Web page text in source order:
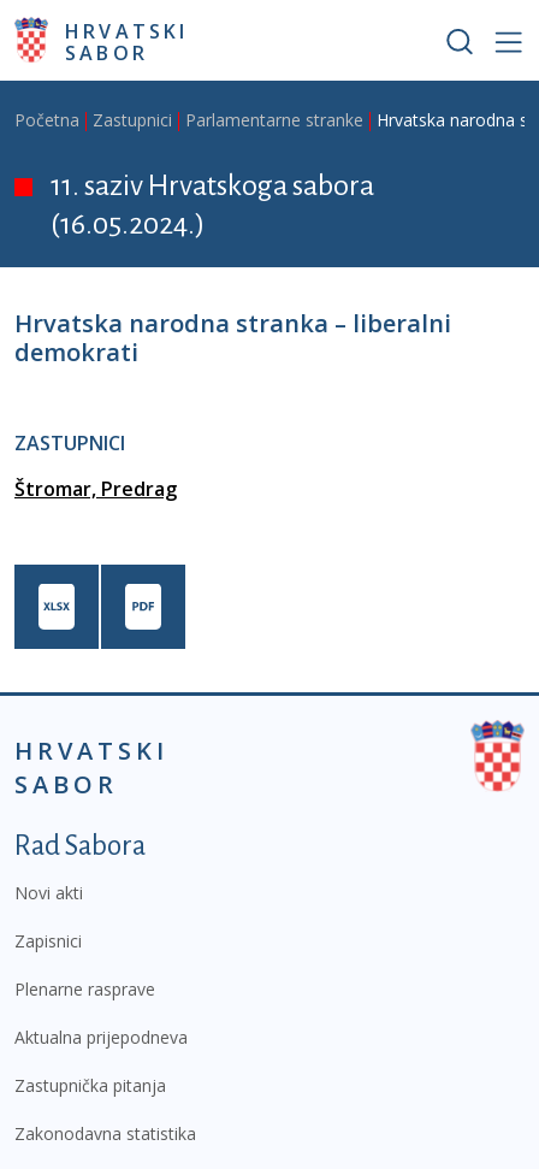
Skoči na glavni sadržaj
HRVATSKI
SABOR
Breadcrumb
Početna Zastupnici Parlamentarne stranke Hrvatska narodna
11. saziv Hrvatskoga sabora
(16.05.2024.)
Hrvatska narodna stranka – liberalni
demokrati
ZASTUPNICI
Štromar, Predrag
HRVATSKI
SABOR
Podnožje prvi izbornik
Rad Sabora
Novi akti
Zapisnici
Plenarne rasprave
Aktualna prijepodneva
Zastupnička pitanja
Zakonodavna statistika